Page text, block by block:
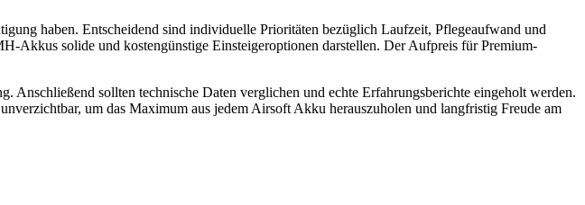
haben. Entscheidend sind individuelle Prioritäten bezüglich Laufzeit, Pflegeaufwand und
Akkus solide und kostengünstige Einsteigeroptionen darstellen. Der Aufpreis für Premium-
Anschließend sollten technische Daten verglichen und echte Erfahrungsberichte eingeholt werden.
um das Maximum aus jedem Airsoft Akku herauszuholen und langfristig Freude am